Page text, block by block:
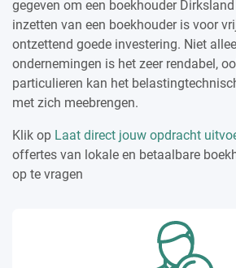
gegeven om een boekhouder
inzetten van een boekhouder is voor
ontzettend goede investering. Niet
ondernemingen is het zeer rendabel,
particulieren kan het
met zich meebrengen.
Klik op Laat direct jouw opdracht
offertes van lokale en betaalbare
op te vragen